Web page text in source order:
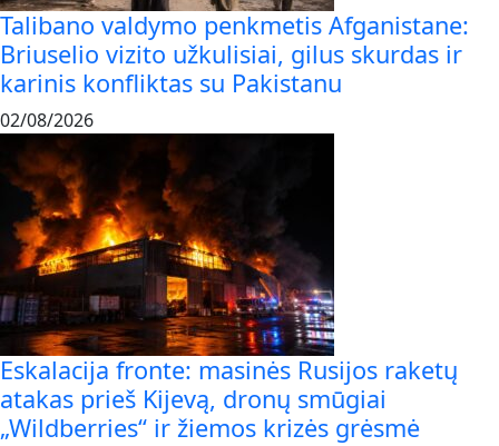
Talibano valdymo penkmetis Afganistane:
Briuselio vizito užkulisiai, gilus skurdas ir
karinis konfliktas su Pakistanu
02/08/2026
Eskalacija fronte: masinės Rusijos raketų
atakas prieš Kijevą, dronų smūgiai
„Wildberries“ ir žiemos krizės grėsmė